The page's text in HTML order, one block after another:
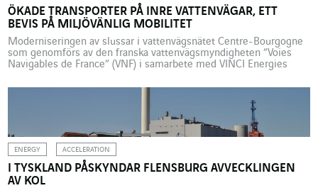
ÖKADE TRANSPORTER PÅ INRE VATTENVÄGAR, ETT
BEVIS PÅ MILJÖVÄNLIG MOBILITET
Moderniseringen av slussar i vattenvägsnätet Centre-Bourgogne
som genomförs av den franska vattenvägsmyndigheten ”Voies
Navigables de France” (VNF) i samarbete med VINCI Energies
koldioxidutsläpp. Till exempel har fransk flodtransport fått ett nytt
uppsving vilket rimmar väl med den ekologiska omställningen.
Canal du Nivernais, Canal du Centre, Canal […]
ENERGY ACCELERATION
I TYSKLAND PÅSKYNDAR FLENSBURG AVVECKLINGEN
AV KOL